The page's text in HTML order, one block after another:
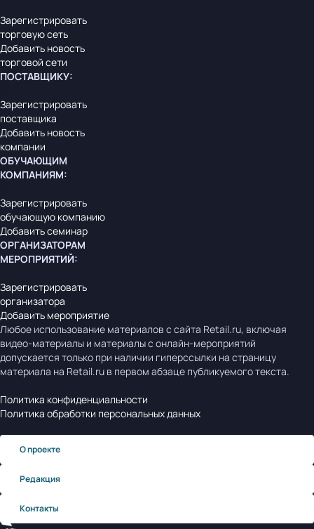
Зарегистрировать
торговую сеть
Добавить новость
торговой сети
ПОСТАВЩИКУ:
Зарегистрировать
поставщика
Добавить новость
компании
ОБУЧАЮЩИМ
КОМПАНИЯМ:
Зарегистрировать
обучающую компанию
Добавить семинар
ОРГАНИЗАТОРАМ
МЕРОПРИЯТИЙ:
Зарегистрировать
организатора
Добавить мероприятие
Любое использование материалов с сайта Retail.ru, включая
видео-материалы и материалы с онлайн-мероприятий
допускается только при наличии гиперссылки на страницу
материала на Retail.ru в первом абзаце публикуемого текста.
Политика конфиденциальности
Политика обработки персональных данных
О проекте
Редакция
Контакты